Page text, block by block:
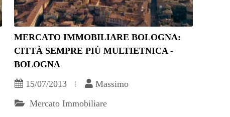
MERCATO IMMOBILIARE BOLOGNA:
CITTÀ SEMPRE PIÙ MULTIETNICA -
BOLOGNA
15/07/2013
Massimo
Mercato Immobiliare